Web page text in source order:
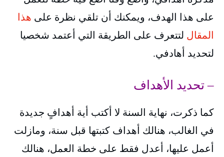
على هذا الهدف، ويمكنك أن تلقي نظرة على هذا
المقال لتتعرف على الطريقة التي أعتمد شخصيا
لتحديد أهادفي.
– تحديد الأهداف
كما ذكرت، نهاية السنة لا أكتب أية أهدافٍ جديدة
في الغالب، هنالك أهداف كتبتها قبل سنة، ومازلت
أعمل عليها، أعدل فقط على خطة العمل، هنالك